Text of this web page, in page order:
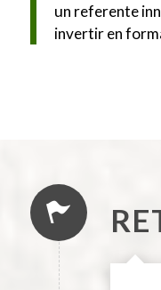
un referente
invertir en